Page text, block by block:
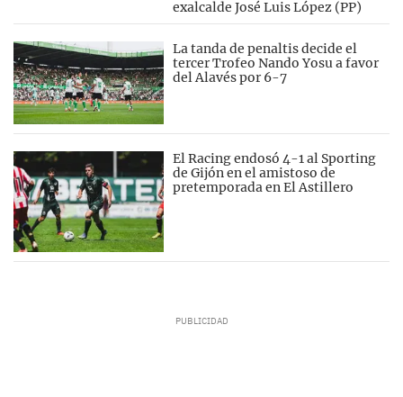
exalcalde José Luis López (PP)
La tanda de penaltis decide el
tercer Trofeo Nando Yosu a favor
del Alavés por 6-7
El Racing endosó 4-1 al Sporting
de Gijón en el amistoso de
pretemporada en El Astillero